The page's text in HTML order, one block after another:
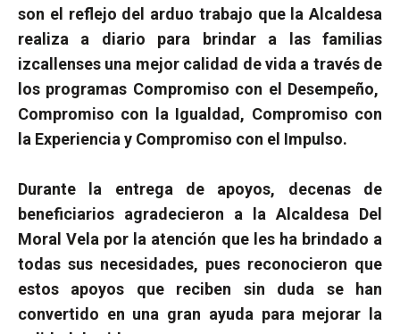
son el reflejo del arduo trabajo que la Alcaldesa
realiza a diario para brindar a las familias
izcallenses una mejor calidad de vida a través de
los programas Compromiso con el Desempeño,
Compromiso con la Igualdad, Compromiso con
la Experiencia y Compromiso con el Impulso.
Durante la entrega de apoyos, decenas de
beneficiarios agradecieron a la Alcaldesa Del
Moral Vela por la atención que les ha brindado a
todas sus necesidades, pues reconocieron que
estos apoyos que reciben sin duda se han
convertido en una gran ayuda para mejorar la